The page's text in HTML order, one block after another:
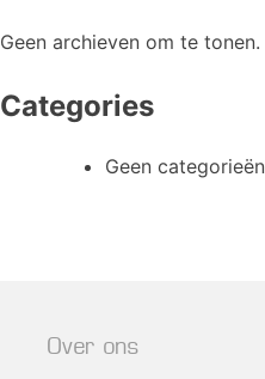
Geen archieven om te tonen.
Categories
Geen categorieën
Over ons